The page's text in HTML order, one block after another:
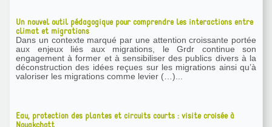
Un nouvel outil pédagogique pour comprendre les interactions entre
climat et migrations
Dans un contexte marqué par une attention croissante portée
aux enjeux liés aux migrations, le Grdr continue son
engagement à former et à sensibiliser des publics divers à la
déconstruction des idées reçues sur les migrations ainsi qu’à
valoriser les migrations comme levier (…)...
Eau, protection des plantes et circuits courts : visite croisée à